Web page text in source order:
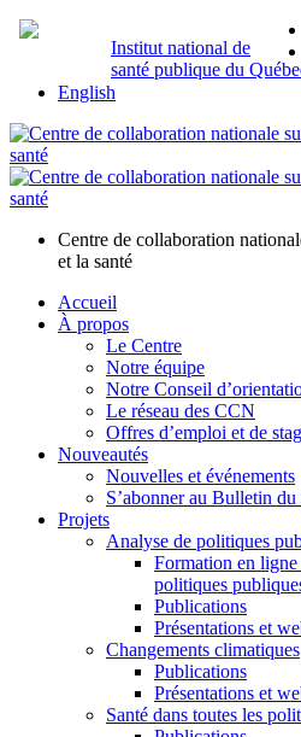
Institut national de
santé publique du
English
Centre de collaboration
et la santé
Accueil
À propos
Le Centre
Notre équipe
Notre Conseil
Le réseau des CCN
Offres d’emploi et de
Nouveautés
Nouvelles et événements
S’abonner au Bulletin
Projets
Analyse de politiques
Formation en ligne
politiques
Publications
Présentations et
Changements climatiques
Publications
Présentations et
Santé dans toutes les